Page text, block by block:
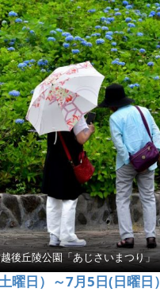
後丘陵公園「あじさいまつり」
曜日）～7月5日(日曜日）